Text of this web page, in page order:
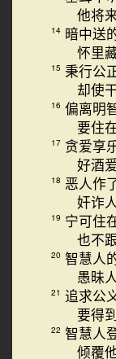
他将
14 暗中送
怀里
15 秉行公
却使
16 偏离明
要住
17 贪爱享
好酒
18 恶人作
奸诈
19 宁可住
也不
20 智慧人
愚昧
21 追求公
要得
22 智慧人
倾覆